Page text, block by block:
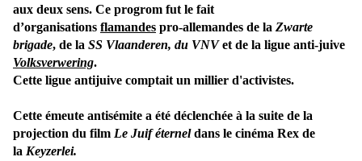
aux deux sens. Ce progrom fut le fait
d’organisations flamandes pro-allemandes de la Zwarte
brigade, de la SS Vlaanderen, du VNVet de la ligue anti-juive
Volksverwering.
Cette ligue antijuive comptait un millier d'activistes.
Cette émeute antisémite a été déclenchée à la suite de la
projection du film Le Juif éternel dans le cinéma Rex de
la Keyzerlei.